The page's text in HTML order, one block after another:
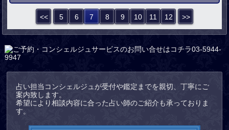
<< 5 6 7 8 9 10 11 12 >>
占い担当コンシェルジュが受付や鑑定までを親切、丁寧にご
案内致します。
希望により相談内容に合った占い師のご紹介も承っておりま
す。